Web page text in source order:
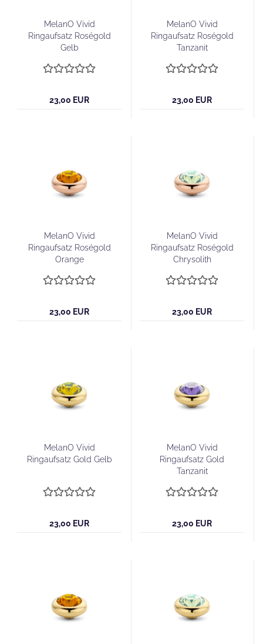
MelanO Vivid
Ringaufsatz Roségold
Gelb
23,00 EUR
MelanO Vivid
Ringaufsatz Roségold
Tanzanit
23,00 EUR
MelanO Vivid
Ringaufsatz Roségold
Orange
23,00 EUR
MelanO Vivid
Ringaufsatz Roségold
Chrysolith
23,00 EUR
MelanO Vivid
Ringaufsatz Gold Gelb
23,00 EUR
MelanO Vivid
Ringaufsatz Gold
Tanzanit
23,00 EUR